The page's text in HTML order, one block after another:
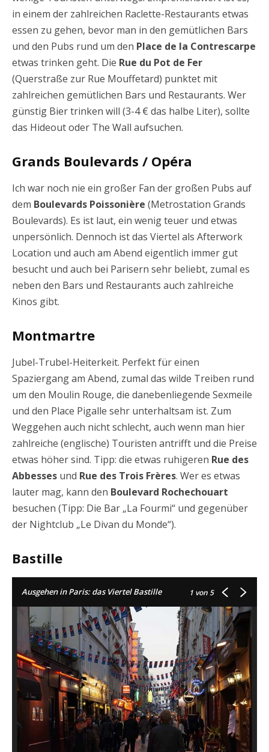
in einem der zahlreichen Raclette-Restaurants etwas
essen zu gehen, bevor man in den gemütlichen Bars
und den Pubs rund um den Place de la Contrescarpe
etwas trinken geht. Die Rue du Pot de Fer
(Querstraße zur Rue Mouffetard) punktet mit
zahlreichen gemütlichen Bars und Restaurants. Wer
günstig Bier trinken will (3-4 € das halbe Liter), sollte
das Hideout oder The Wall aufsuchen.
Grands Boulevards / Opéra
Ich war noch nie ein großer Fan der großen Pubs auf
dem Boulevards Poissonière (Metrostation Grands
Boulevards). Es ist laut, ein wenig teuer und etwas
unpersönlich. Dennoch ist das Viertel als Afterwork
Location und auch am Abend eigentlich immer gut
besucht und auch bei Parisern sehr beliebt, zumal es
neben den Bars und Restaurants auch zahlreiche
Kinos gibt.
Montmartre
Jubel-Trubel-Heiterkeit. Perfekt für einen
Spaziergang am Abend, zumal das wilde Treiben rund
um den Moulin Rouge, die danebenliegende Sexmeile
und den Place Pigalle sehr unterhaltsam ist. Zum
Weggehen auch nicht schlecht, auch wenn man hier
zahlreiche (englische) Touristen antrifft und die Preise
etwas höher sind. Tipp: die etwas ruhigeren Rue des
Abbesses und Rue des Trois Frères. Wer es etwas
lauter mag, kann den Boulevard Rochechouart
besuchen (Tipp: Die Bar „La Fourmi“ und gegenüber
der Nightclub „Le Divan du Monde“).
Bastille
Ausgehen in Paris: das Viertel Bastille 1 von 5